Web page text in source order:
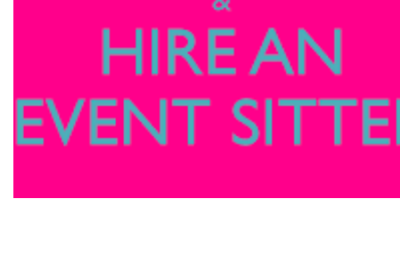
Das war 2011
Das war 2009